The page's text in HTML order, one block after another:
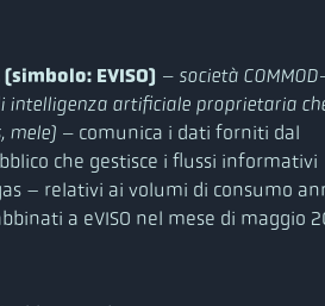
EVISO) – società
intelligenza artificiale proprietaria
mele) – comunica i dati forniti dal
che gestisce i flussi informativi
– relativi ai volumi di consumo
a eVISO nel mese di maggio